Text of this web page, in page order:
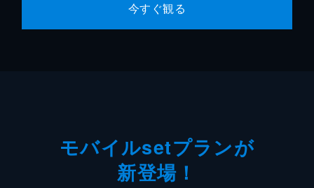
今すぐ観る
モバイルsetプランが
新登場！